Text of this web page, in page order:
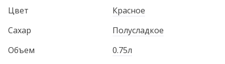
Цвет
Красное
Сахар
Полусладкое
Объем
0.75л